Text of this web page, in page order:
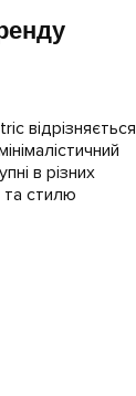
відрізняється
в різних
стилю